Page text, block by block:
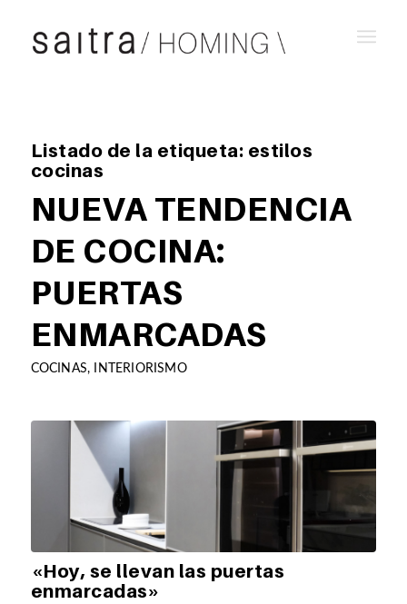
Listado de la etiqueta: estilos
cocinas
NUEVA TENDENCIA
DE COCINA:
PUERTAS
ENMARCADAS
COCINAS, INTERIORISMO
«Hoy, se llevan las puertas
enmarcadas»